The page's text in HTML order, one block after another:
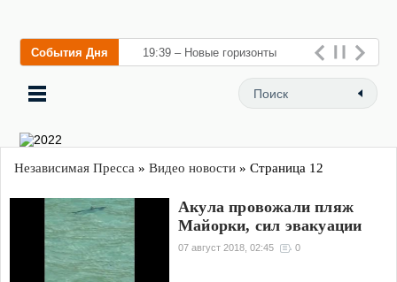
События Дня 19:39 – Новые горизонты
флебологии: в Москве откры
Независимая Пресса » Видео новости » Страница 12
Акула провожали пляж
Майорки, сил эвакуации
07 август 2018, 02:45 0